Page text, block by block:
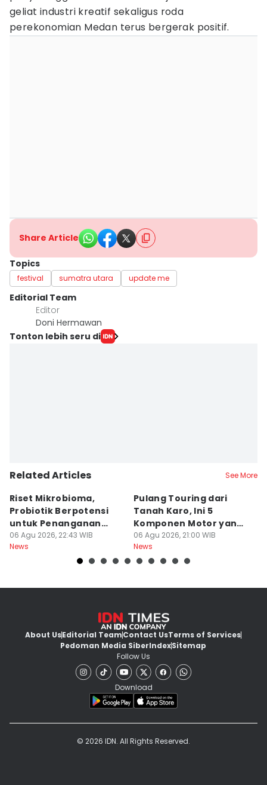
geliat industri kreatif sekaligus roda
perekonomian Medan terus bergerak positif.
Share Article
Topics
festival sumatra utara update me
Editorial Team
Editor
Doni Hermawan
Tonton lebih seru di
Related Articles See More
Riset Mikrobioma,
Probiotik Berpotensi
untuk Penanganan
Jerawat
06 Agu 2026, 22:43 WIB
News
Pulang Touring dari
Tanah Karo, Ini 5
Komponen Motor yang
Wajib Dicek
06 Agu 2026, 21:00 WIB
News
About UsEditorial TeamContact UsTerms of Services
Pedoman Media SiberIndexSitemap
Follow Us
Download
© 2026 IDN. All Rights Reserved.